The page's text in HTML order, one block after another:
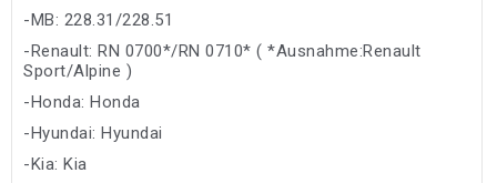
-MB: 228.31/228.51
-Renault: RN 0700*/RN 0710* ( *Ausnahme:Renault
Sport/Alpine )
-Honda: Honda
-Hyundai: Hyundai
-Kia: Kia